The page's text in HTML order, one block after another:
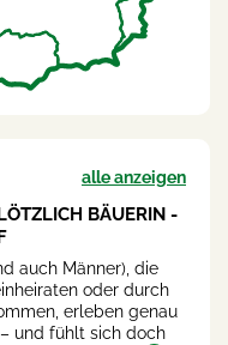
alle anzeigen
BÄUERIN -
auch Männer), die
oder durch
erleben genau
und fühlt sich doch